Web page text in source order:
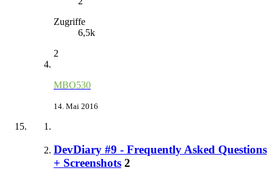
Zugriffe
6,5k
2
MBO530
14. Mai 2016
DevDiary #9 - Frequently Asked Questions
+ Screenshots 2